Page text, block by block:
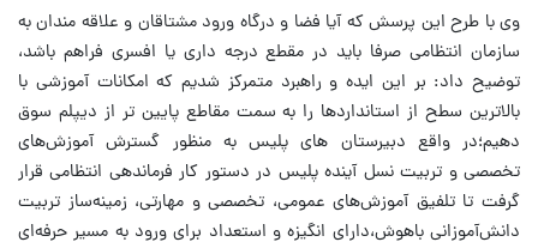
وی با طرح این پرسش که آیا فضا و درگاه ورود مشتاقان و علاقه مندان به
سازمان انتظامی صرفا باید در مقطع درجه داری یا افسری فراهم باشد،
توضیح داد: بر این ایده و راهبرد متمرکز شدیم که امکانات آموزشی با
بالاترین سطح از استانداردها را به سمت مقاطع پایین تر از دیپلم سوق
دهیم؛در واقع دبیرستان های پلیس به منظور گسترش آموزش‌های
تخصصی و تربیت نسل آینده پلیس در دستور کار فرماندهی انتظامی قرار
گرفت تا تلفیق آموزش‌های عمومی، تخصصی و مهارتی، زمینه‌ساز تربیت
دانش‌آموزانی باهوش،دارای انگیزه و استعداد برای ورود به مسیر حرفه‌ای